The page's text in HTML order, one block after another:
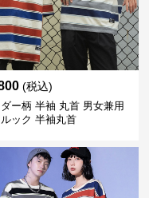
(税込)
ー柄 半袖 丸首 男女兼用
ック 半袖丸首